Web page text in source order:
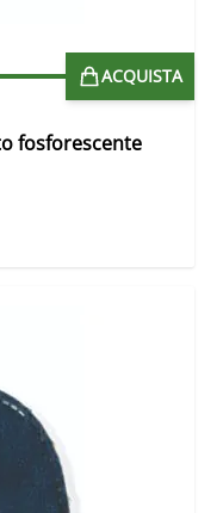
ACQUISTA
fosforescente